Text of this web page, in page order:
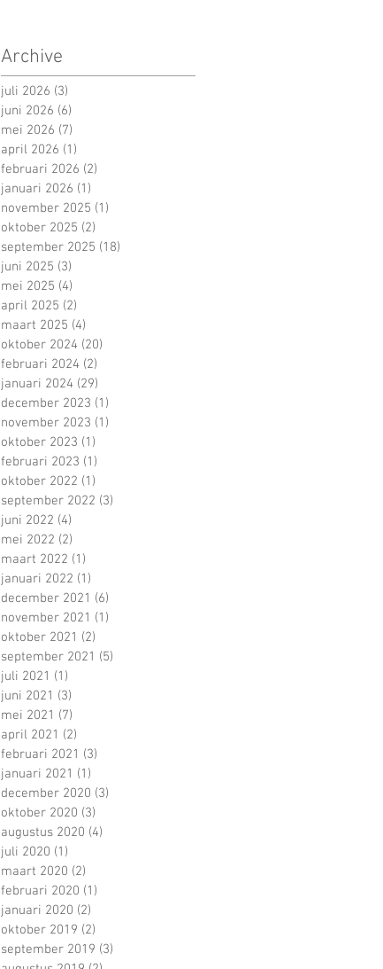
Archive
juli 2026 (3)
juni 2026 (6)
mei 2026 (7)
april 2026 (1)
februari 2026 (2)
januari 2026 (1)
november 2025 (1)
oktober 2025 (2)
september 2025 (18)
juni 2025 (3)
mei 2025 (4)
april 2025 (2)
maart 2025 (4)
oktober 2024 (20)
februari 2024 (2)
januari 2024 (29)
december 2023 (1)
november 2023 (1)
oktober 2023 (1)
februari 2023 (1)
oktober 2022 (1)
september 2022 (3)
juni 2022 (4)
mei 2022 (2)
maart 2022 (1)
januari 2022 (1)
december 2021 (6)
november 2021 (1)
oktober 2021 (2)
september 2021 (5)
juli 2021 (1)
juni 2021 (3)
mei 2021 (7)
april 2021 (2)
februari 2021 (3)
januari 2021 (1)
december 2020 (3)
oktober 2020 (3)
augustus 2020 (4)
juli 2020 (1)
maart 2020 (2)
februari 2020 (1)
januari 2020 (2)
oktober 2019 (2)
september 2019 (3)